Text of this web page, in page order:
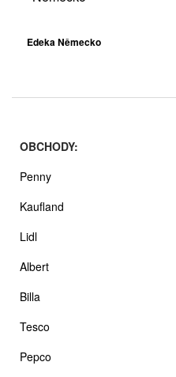
Edeka Německo
OBCHODY:
Penny
Kaufland
Lidl
Albert
Billa
Tesco
Pepco